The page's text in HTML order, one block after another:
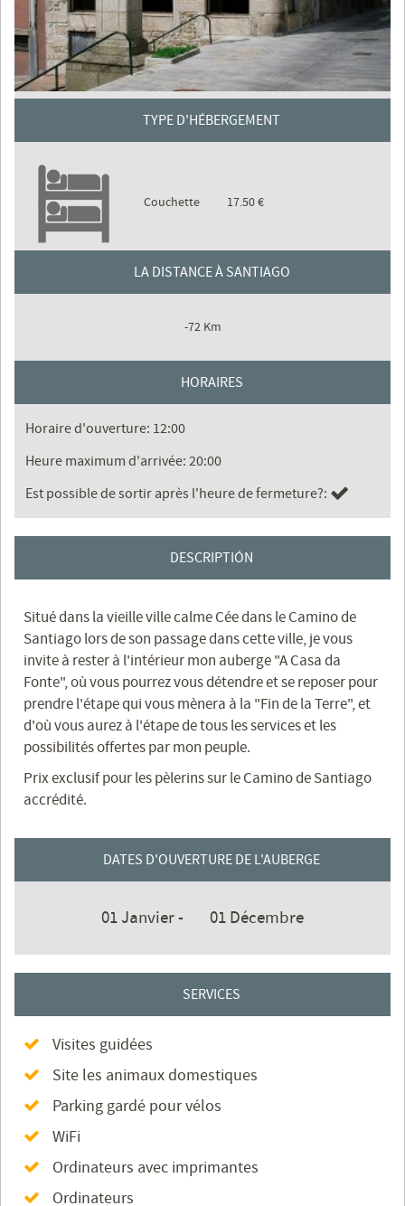
TYPE D'HÉBERGEMENT
Couchette 17.50 €
LA DISTANCE À SANTIAGO
-72 Km
HORAIRES
Horaire d'ouverture: 12:00
Heure maximum d'arrivée: 20:00
Est possible de sortir après l'heure de fermeture?:
DESCRIPTIÓN
Situé dans la vieille ville calme Cée dans le Camino de
Santiago lors de son passage dans cette ville, je vous
invite à rester à l'intérieur mon auberge "A Casa da
Fonte", où vous pourrez vous détendre et se reposer pour
prendre l'étape qui vous mènera à la "Fin de la Terre", et
d'où vous aurez à l'étape de tous les services et les
possibilités offertes par mon peuple.
Prix ​​exclusif pour les pèlerins sur le Camino de Santiago
accrédité.
DATES D'OUVERTURE DE L'AUBERGE
01 Janvier - 01 Décembre
SERVICES
Visites guidées
Site les animaux domestiques
Parking gardé pour vélos
WiFi
Ordinateurs avec imprimantes
Ordinateurs